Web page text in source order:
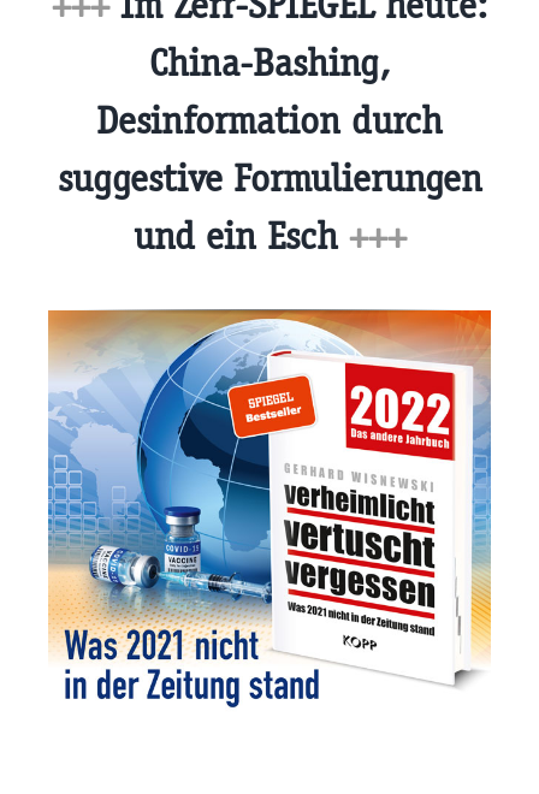
China-Bashing,
Desinformation durch
suggestive Formulierungen
und ein Esch +++